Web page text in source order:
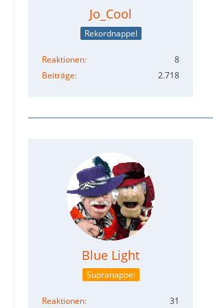
Jo_Cool
Rekordnappel
Reaktionen
8
Beiträge
2.718
Blue Light
Supranappel
Reaktionen 31